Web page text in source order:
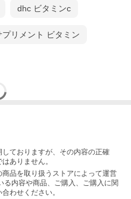
dhc ビタミンc
プリメント ビタミン
しておりますが、その内容の正確
ありません。
商品を取り扱うストアによって運営
る内容や商品、ご購入 、ご購入に関
わせください。